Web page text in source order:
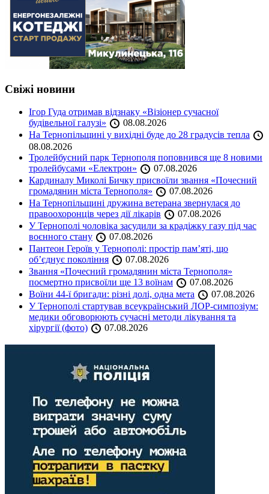
Свіжі новини
Ігор Гуда отримав відзнаку «Візіонер сучасної
будівельної галузі»
08.08.2026
На Тернопільщині у вихідні буде до 28 градусів тепла
08.08.2026
Тролейбусний парк Тернополя поповнився ще 8 новими
тролейбусами «Електрон»
07.08.2026
Кардиналу Миколі Бичку присвоїли звання «Почесний
громадянин міста Тернополя»
07.08.2026
На Тернопільщині дружина ветерана звернулася до
правоохоронців через дії лікарів
07.08.2026
У Тернополі чоловіка засудили за крадіжку газу під час
воєнного стану
07.08.2026
Пантеон Героїв у Тернополі: простір пам’яті, що
об’єднує покоління
07.08.2026
Звання «Почесний громадянин міста Тернополя»
посмертно присвоїли ще 13 воїнам
07.08.2026
Воїни 44-ї бригади: різні долі, одна мета
07.08.2026
У Тернополі стартував всеукраїнський ЛОР-симпозіум:
медики обговорюють сучасні методи лікування та
хірургії (фото)
07.08.2026